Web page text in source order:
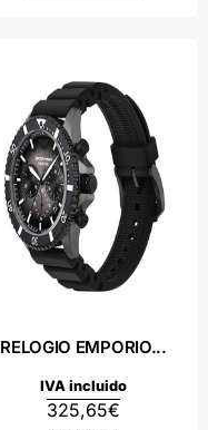
RELOGIO EMPORIO...
325,65€
IVA incluido